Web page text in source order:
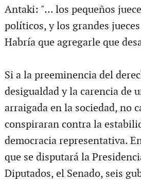
Antaki: "... los pequeños
políticos, y los grandes
Habría que agregarle que
Si a la preeminencia del
desigualdad y la carencia de
arraigada en la sociedad, no
conspiraran contra la
democracia representativa.
que se disputará la
Diputados, el Senado, seis